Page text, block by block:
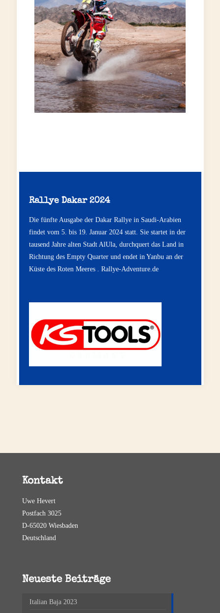
Rallye Dakar 2024
Die fünfte Ausgabe der Dakar Rallye in Saudi-Arabien
findet vom 5. bis 19. Januar 2024 statt. Sie startet in der
tausend Jahre alten Stadt AlUla, durchquert das Land in
Richtung des Empty Quarter und endet in Yanbu an der
Küste des Roten Meeres . Rallye-Adventure.de
Kontakt
Uwe Hevert
Postfach 3025
D-65020 Wiesbaden
Deutschland
Neueste Beiträge
Italian Baja 2023